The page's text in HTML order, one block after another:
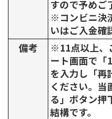
すので予めご
※コンビニ決
いはご入金確
備考
※11点以上、
ート画面で「
を入力し「再
ください。当
る」ボタン押
結構です。